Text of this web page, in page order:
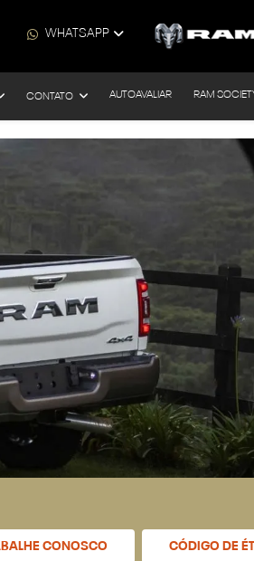
WHATSAPP
CONTATO AUTOAVALIAR RAM
CONOSCO CÓDIGO DE